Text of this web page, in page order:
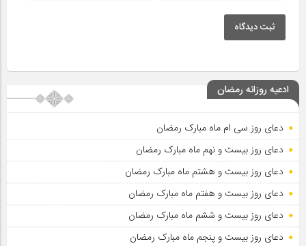
ثبت دیدگاه
ادعیه روزانه رمضان
دعای روز سی ام ماه مبارک رمضان
دعای روز بیست و نهم ماه مبارک رمضان
دعای روز بیست و هشتم ماه مبارک رمضان
دعای روز بیست و هفتم ماه مبارک رمضان
دعای روز بیست و ششم ماه مبارک رمضان
دعای روز بیست و پنجم ماه مبارک رمضان